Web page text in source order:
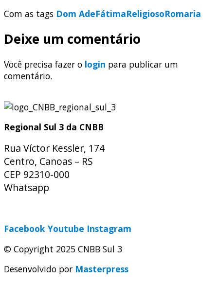
Com as tags Dom AdeFátimaReligiosoRomaria
Deixe um comentário
Você precisa fazer o login para publicar um
comentário.
Regional Sul 3 da CNBB
Rua Víctor Kessler, 174
Centro, Canoas – RS
CEP 92310-000
Whatsapp
Facebook Youtube Instagram
© Copyright 2025 CNBB Sul 3
Desenvolvido por Masterpress